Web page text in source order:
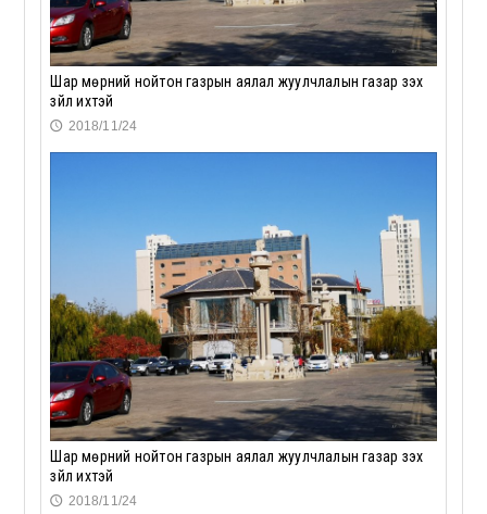
Шар мөрний нойтон газрын аялал жуулчлалын газар үзэх
зүйл ихтэй
🕔 2018/11/24
Шар мөрний нойтон газрын аялал жуулчлалын газар үзэх
зүйл ихтэй
🕔 2018/11/24